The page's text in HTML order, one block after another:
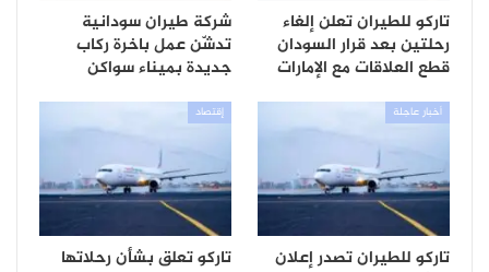
تاركو للطيران تعلن إلغاء
رحلتين بعد قرار السودان
قطع العلاقات مع الإمارات
شركة طيران سودانية
تدشّن عمل باخرة ركاب
جديدة بميناء سواكن
أخبار عاجلة
تاركو للطيران تصدر إعلان
إقتصاد
تاركو تعلق بشأن رحلاتها